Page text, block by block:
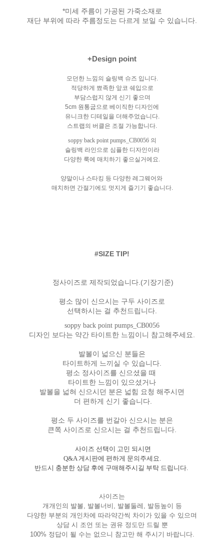
*미세 주름이 가공된 가죽소재로
재단 부위에 따라 주름정도는 다르게 보일 수 있습니다.
+Design point
모던한 느낌의 슬링백 슈즈 입니다.
적당하게 뾰족한 앞코 쉐입으로
부담스럽지 않게 신기 좋으며
5cm 원통굽으로 베이직한 디자인에
유니크한 디테일을 더해주었습니다.
스트랩의 버클은 조절 가능합니다.
soppy back point pumps_CB0056 의
슬링백 라인으로 심플한 디자인이라
다양한 룩에 매치하기 좋으실거에요.
양말이나 스타킹 등 다양한 레그웨어와
매치하면 간절기에도 멋지게 즐기기 좋습니다.
#SIZE TIP!
정사이즈로 제작되었습니다.(기장기준)
평소 많이 신으시는 구두 사이즈로
선택하시는 걸 추천드립니다.
soppy back point pumps_CB0056
디자인 보다는 약간 타이트한 느낌이니 참고해주세요.
발볼이 넓으신 분들은
타이트하게 느끼실 수 있습니다.
평소 정사이즈를 신으셨을 때
타이트한 느낌이 있으셨거나
발볼을 넓혀 신으시던 분은 넓힘 요청 해주시면
더 편하게 신기 좋습니다.
평소 두 사이즈를 번갈아 신으시는 분은
큰쪽 사이즈로 신으시는 걸 추천드립니다.
사이즈 선택이 고민 되시면
Q&A 게시판에 편하게 문의주세요.
반드시 충분한 상담 후에 구매해주시길 부탁 드립니다.
사이즈는
개개인의 발볼, 발볼너비, 발볼둘레, 발등높이 등
다양한 부분의 개인차에 따라약간씩 차이가 있을 수 있으며
상담 시 조언 또는 권유 정도만 드릴 뿐
100% 정답이 될 수는 없으니 참고만 해 주시기 바랍니다.